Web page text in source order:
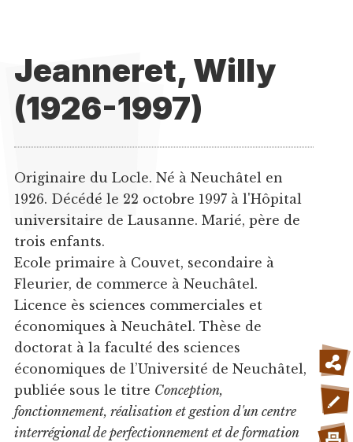
Jeanneret, Willy
(1926-1997)
Originaire du Locle. Né à Neuchâtel en
1926. Décédé le 22 octobre 1997 à l'Hôpital
universitaire de Lausanne. Marié, père de
trois enfants.
Ecole primaire à Couvet, secondaire à
Fleurier, de commerce à Neuchâtel.
Licence ès sciences commerciales et
économiques à Neuchâtel. Thèse de
doctorat à la faculté des sciences
économiques de l’Université de Neuchâtel,
publiée sous le titre Conception,
fonctionnement, réalisation et gestion d'un centre
interrégional de perfectionnement et de formation